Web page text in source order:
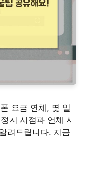
요금 연체, 몇 일
지 시점과 연체 시
려드립니다. 지금